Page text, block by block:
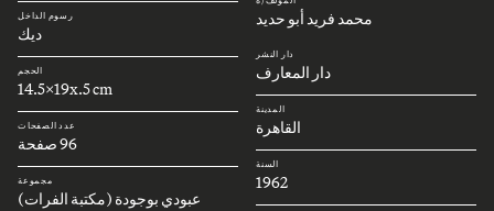
محمد فريد أبو حديد
دار النشر
دار المعارف
المدينة
القاهرة
السنة
1962
رسوم الداخل
ديك
الحجم
14.5x19x.5 cm
عدد الصفحات
96 صفحة
مجموعة
عبودي بوجودة (مكتبة الفرات)